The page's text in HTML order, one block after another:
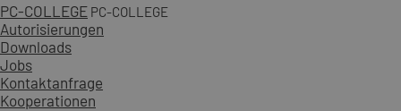
PC-COLLEGE PC-COLLEGE
Autorisierungen
Downloads
Jobs
Kontaktanfrage
Kooperationen